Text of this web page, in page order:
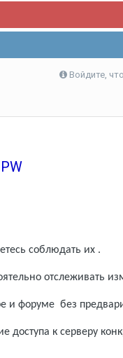
Войдите,
соблюдать их .
отслеживать
форуме без
к серверу